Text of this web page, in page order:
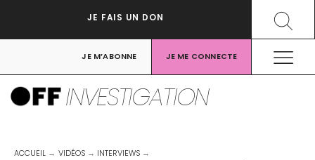
JE FAIS UN DON
JE M’ABONNE JE ME CONNECTE
INVESTIGATION
ACCUEIL VIDÉOS
INTERVIEWS